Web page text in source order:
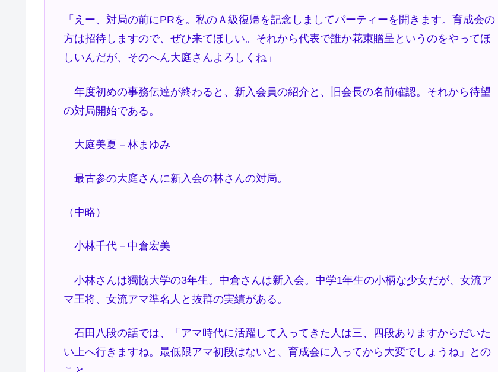
「えー、対局の前にPRを。私のＡ級復帰を記念しましてパーティーを開きます。育成会の
方は招待しますので、ぜひ来てほしい。それから代表で誰か花束贈呈というのをやってほ
しいんだが、そのへん大庭さんよろしくね」
年度初めの事務伝達が終わると、新入会員の紹介と、旧会長の名前確認。それから待望
の対局開始である。
大庭美夏－林まゆみ
最古参の大庭さんに新入会の林さんの対局。
（中略）
小林千代－中倉宏美
小林さんは獨協大学の3年生。中倉さんは新入会。中学1年生の小柄な少女だが、女流ア
マ王将、女流アマ準名人と抜群の実績がある。
石田八段の話では、「アマ時代に活躍して入ってきた人は三、四段ありますからだいた
い上へ行きますね。最低限アマ初段はないと、育成会に入ってから大変でしょうね」との